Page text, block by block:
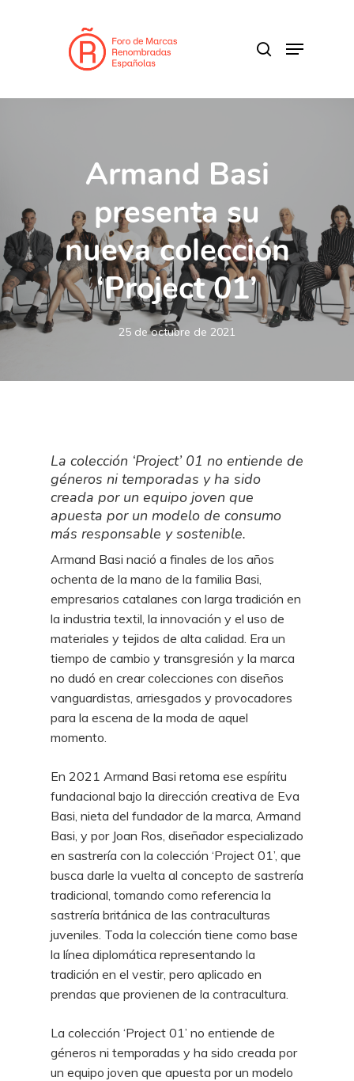
Menu
Armand Basi
presenta su
nueva colección
‘Project 01’
25 de octubre de 2021
La colección ‘Project’ 01 no entiende de
géneros ni temporadas y ha sido
creada por un equipo joven que
apuesta por un modelo de consumo
más responsable y sostenible.
Armand Basi nació a finales de los años
ochenta de la mano de la familia Basi,
empresarios catalanes con larga tradición en
la industria textil, la innovación y el uso de
materiales y tejidos de alta calidad. Era un
tiempo de cambio y transgresión y la marca
no dudó en crear colecciones con diseños
vanguardistas, arriesgados y provocadores
para la escena de la moda de aquel
momento.
En 2021 Armand Basi retoma ese espíritu
fundacional bajo la dirección creativa de Eva
Basi, nieta del fundador de la marca, Armand
Basi, y por Joan Ros, diseñador especializado
en sastrería con la colección ‘Project 01’, que
busca darle la vuelta al concepto de sastrería
tradicional, tomando como referencia la
sastrería británica de las contraculturas
juveniles. Toda la colección tiene como base
la línea diplomática representando la
tradición en el vestir, pero aplicado en
prendas que provienen de la contracultura.
La colección ‘Project 01’ no entiende de
géneros ni temporadas y ha sido creada por
un equipo joven que apuesta por un modelo